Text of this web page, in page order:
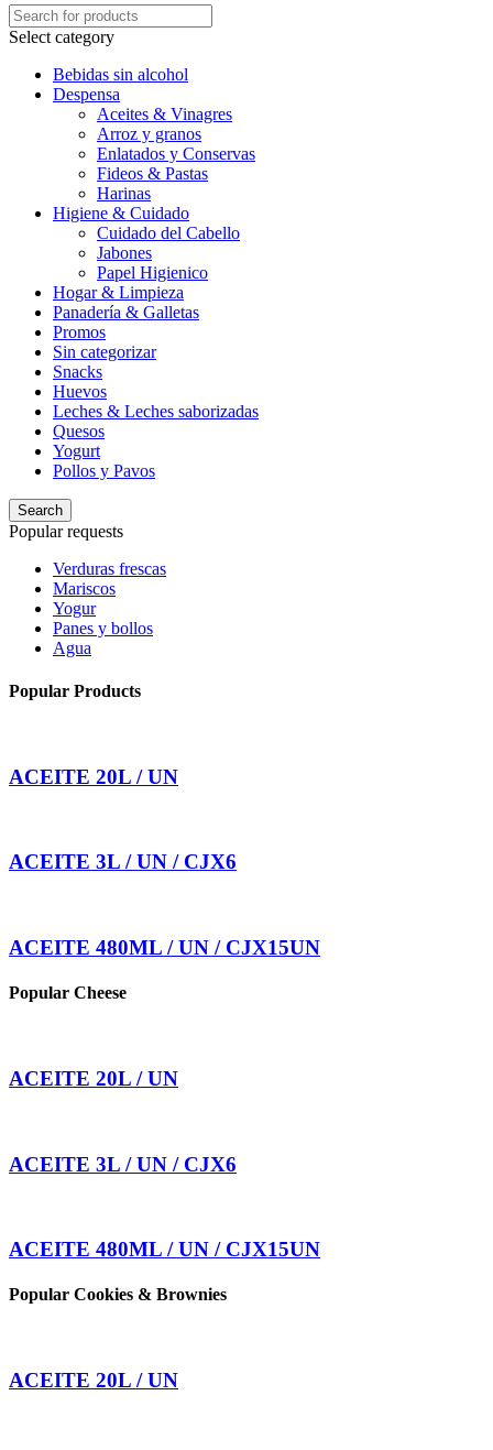
Select category
Bebidas sin alcohol
Despensa
Aceites & Vinagres
Arroz y granos
Enlatados y Conservas
Fideos & Pastas
Harinas
Higiene & Cuidado
Cuidado del Cabello
Jabones
Papel Higienico
Hogar & Limpieza
Panadería & Galletas
Promos
Sin categorizar
Snacks
Huevos
Leches & Leches saborizadas
Quesos
Yogurt
Pollos y Pavos
Search
Popular requests
Verduras frescas
Mariscos
Yogur
Panes y bollos
Agua
Popular Products
ACEITE 20L / UN
ACEITE 3L / UN / CJX6
ACEITE 480ML / UN / CJX15UN
Popular Cheese
ACEITE 20L / UN
ACEITE 3L / UN / CJX6
ACEITE 480ML / UN / CJX15UN
Popular Cookies & Brownies
ACEITE 20L / UN